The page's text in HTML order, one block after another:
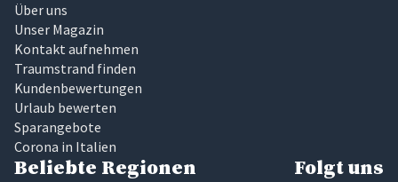
Über uns
Unser Magazin
Kontakt aufnehmen
Traumstrand finden
Kundenbewertungen
Urlaub bewerten
Sparangebote
Corona in Italien
Beliebte Regionen Folgt uns